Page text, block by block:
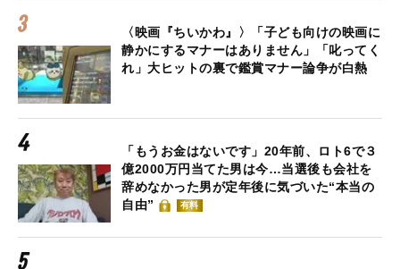
〈映画『ちいかわ』〉「子ども向けの映画に
静かにするマナーはありません」「叱ってく
れ」大ヒットの裏で鑑賞マナー論争が白熱
「もうお金はないです」20年前、ロト6で３
億2000万円当てた男は今…当選後も会社を
辞めなかった男が定年後に気づいた“本当の
自由”
有料